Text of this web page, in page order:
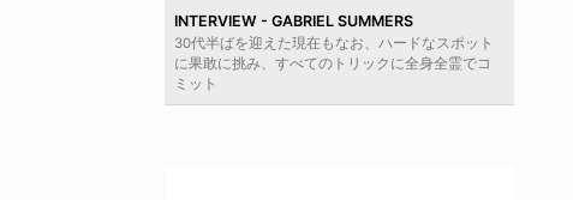
INTERVIEW - GABRIEL SUMMERS
30代半ばを迎えた現在もなお、ハードなスポット
に果敢に挑み、すべてのトリックに全身全霊でコ
ミット